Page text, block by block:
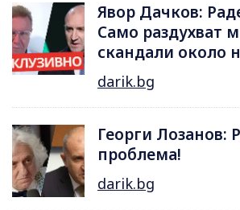
Явор Дачков:
Само раздухват
скандали около
darik.bg
Георги Лозанов:
проблема!
darik.bg